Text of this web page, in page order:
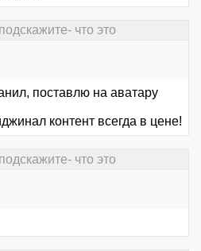
что это
поставлю на аватару
контент всегда в цене!
что это